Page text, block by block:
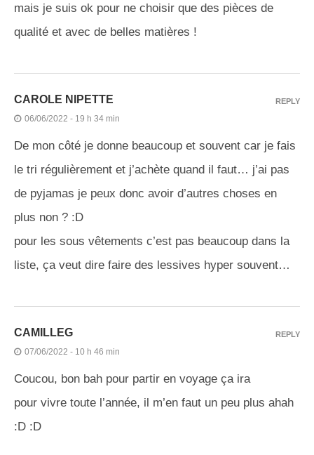
mais je suis ok pour ne choisir que des pièces de
qualité et avec de belles matières !
CAROLE NIPETTE
06/06/2022 - 19 h 34 min
De mon côté je donne beaucoup et souvent car je fais
le tri régulièrement et j’achète quand il faut… j’ai pas
de pyjamas je peux donc avoir d’autres choses en
plus non ? :D
pour les sous vêtements c’est pas beaucoup dans la
liste, ça veut dire faire des lessives hyper souvent…
REPLY
CAMILLEG
07/06/2022 - 10 h 46 min
Coucou, bon bah pour partir en voyage ça ira
pour vivre toute l’année, il m’en faut un peu plus ahah
:D :D
REPLY